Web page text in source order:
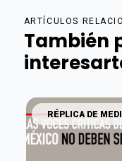
ARTÍCULOS
También
RÉPLICA DE